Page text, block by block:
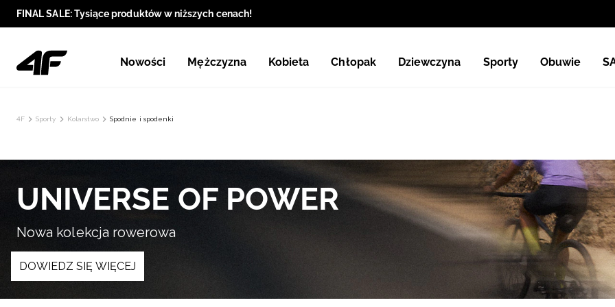
FINAL SALE: Tysiące produktów w niższych cenach!
Nowości Mężczyzna Kobieta Chłopak Dziewczyna Sporty Obuwie
4F Sporty Kolarstwo Spodnie i spodenki
UNIVERSE OF POWER
Nowa kolekcja rowerowa
DOWIEDZ SIĘ WIĘCEJ